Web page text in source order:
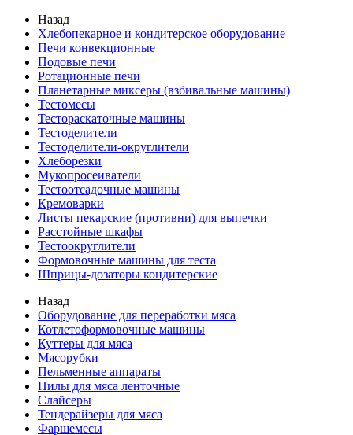
Назад
Хлебопекарное и кондитерское оборудование
Печи конвекционные
Подовые печи
Ротационные печи
Планетарные миксеры (взбивальные машины)
Тестомесы
Тестораскаточные машины
Тестоделители
Тестоделители-округлители
Хлеборезки
Мукопросеиватели
Тестоотсадочные машины
Кремоварки
Листы пекарские (противни) для выпечки
Расстойные шкафы
Тестоокруглители
Формовочные машины для теста
Шприцы-дозаторы кондитерские
Назад
Оборудование для переработки мяса
Котлетоформовочные машины
Куттеры для мяса
Мясорубки
Пельменные аппараты
Пилы для мяса ленточные
Слайсеры
Тендерайзеры для мяса
Фаршемесы